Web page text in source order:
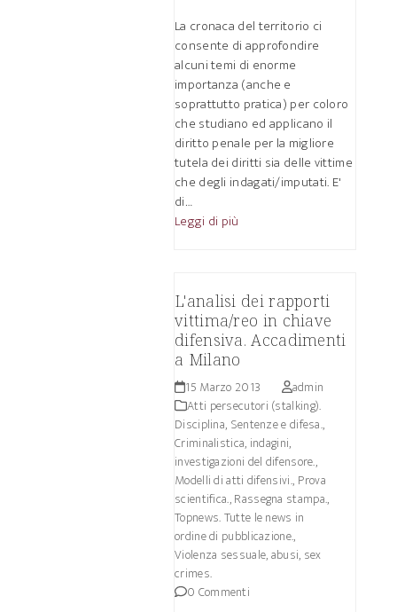
La cronaca del territorio ci
consente di approfondire
alcuni temi di enorme
importanza (anche e
soprattutto pratica) per coloro
che studiano ed applicano il
diritto penale per la migliore
tutela dei diritti sia delle vittime
che degli indagati/imputati. E'
di…
Leggi di più
L'analisi dei rapporti
vittima/reo in chiave
difensiva. Accadimenti
a Milano
15 Marzo 2013
admin
Atti persecutori (stalking).
Disciplina, Sentenze e difesa.,
Criminalistica, indagini,
investigazioni del difensore.,
Modelli di atti difensivi., Prova
scientifica.,Rassegna stampa.,
Topnews. Tutte le news in
ordine di pubblicazione.,
Violenza sessuale, abusi, sex
crimes.
0 Commenti